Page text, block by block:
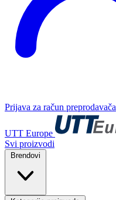
Prijava za račun preprodavača
UTT Europe
Svi proizvodi
Brendovi